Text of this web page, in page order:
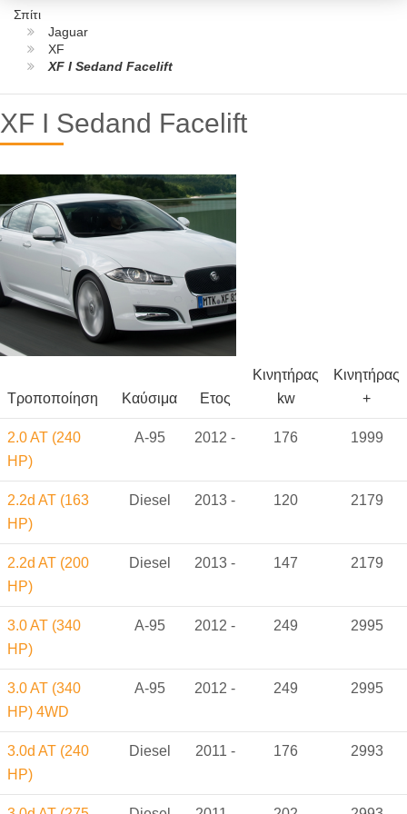
Σπίτι
Jaguar
XF
XF I Sedand Facelift
XF I Sedand Facelift
Τροποποίηση Καύσιμα Ετος
Κινητήρας
kw
Κινητήρας
+
2.0 AT (240
HP)
A-95 2012 - 176 1999
2.2d AT (163
HP)
Diesel 2013 - 120 2179
2.2d AT (200
HP)
Diesel 2013 - 147 2179
3.0 AT (340
HP)
A-95 2012 - 249 2995
3.0 AT (340
HP) 4WD
A-95 2012 - 249 2995
3.0d AT (240
HP)
Diesel 2011 - 176 2993